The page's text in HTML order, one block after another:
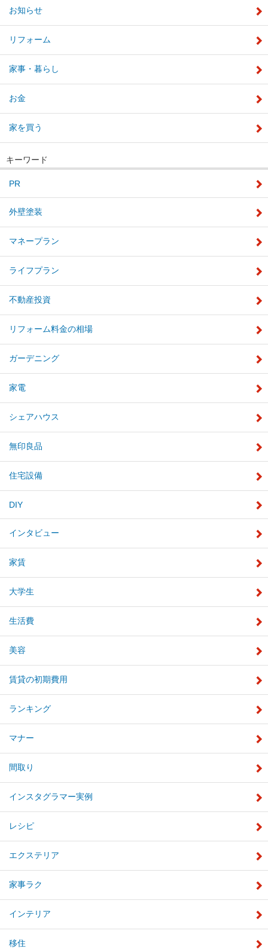
お知らせ
リフォーム
家事・暮らし
お金
家を買う
キーワード
PR
外壁塗装
マネープラン
ライフプラン
不動産投資
リフォーム料金の相場
ガーデニング
家電
シェアハウス
無印良品
住宅設備
DIY
インタビュー
家賃
大学生
生活費
美容
賃貸の初期費用
ランキング
マナー
間取り
インスタグラマー実例
レシピ
エクステリア
家事ラク
インテリア
移住